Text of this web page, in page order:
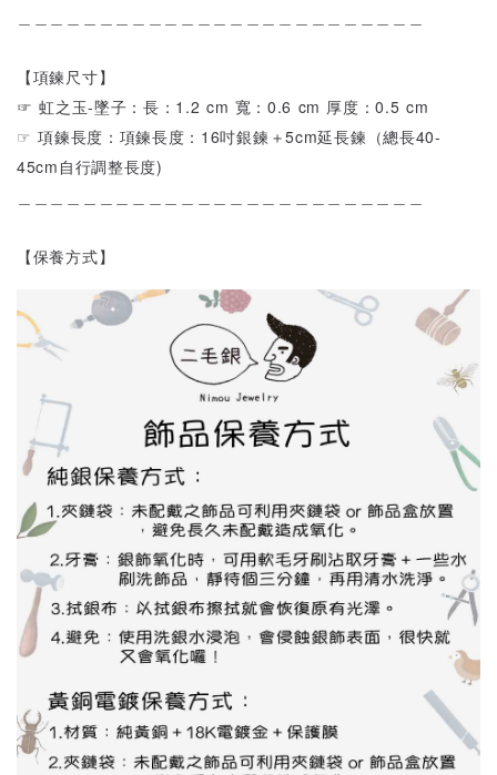
【項鍊尺寸】
☞ 虹之玉-墜子：長：1.2 cm 寬：0.6 cm 厚度：0.5 cm
☞ 項鍊長度：項鍊長度：16吋銀鍊＋5cm延長鍊（總長40-
45cm自行調整長度)
【保養方式】